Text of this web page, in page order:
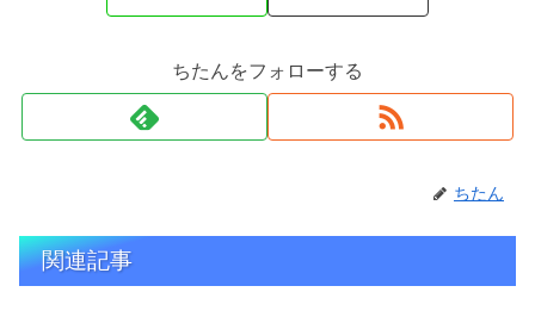
ちたんをフォローする
ちたん
関連記事